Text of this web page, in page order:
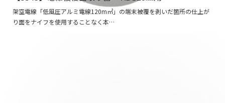
架空電線「低風圧アルミ電線120m㎡」の端末被覆を剥いだ箇所の仕上が
り面をナイフを使用することなく本…